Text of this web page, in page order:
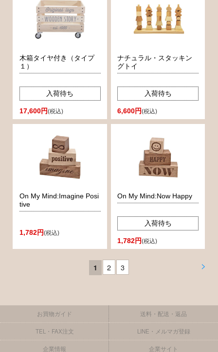
木箱タイヤ付き（タイプ
１）
入荷待ち
17,600円(税込)
ナチュラル・スタッキン
グトイ
入荷待ち
6,600円(税込)
On My Mind:Imagine Posi
tive
1,782円(税込)
On My Mind:Now Happy
入荷待ち
1,782円(税込)
>
1 2 3
お買物ガイド 送料・配送・返品
TEL・FAX注文 LINE・メルマガ登録
企業情報 企業サイト